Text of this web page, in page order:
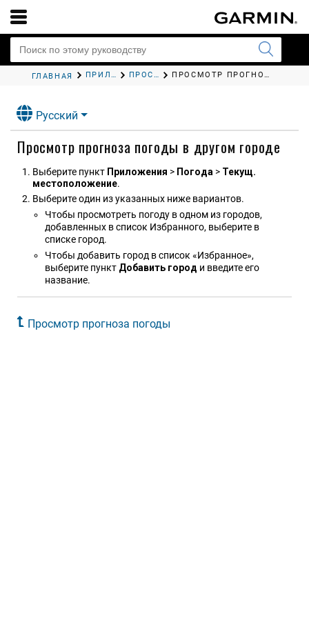
ГЛАВНАЯ ПРИЛОЖЕНИЯ ПРОСМОТР ПРОГНОЗА ПОГОДЫ ПРОСМОТР ПРОГНОЗА ПОГОДЫ В ДРУГОМ ГОРОДЕ
Русский
Просмотр прогноза погоды в другом городе
Выберите пункт Приложения > Погода > Текущ.
местоположение.
Выберите один из указанных ниже вариантов.
Чтобы просмотреть погоду в одном из городов,
добавленных в список Избранного, выберите в
списке город.
Чтобы добавить город в список «Избранное»,
выберите пункт Добавить город и введите его
название.
Просмотр прогноза погоды